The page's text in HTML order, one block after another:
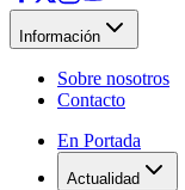
Información
Sobre nosotros
Contacto
En Portada
Actualidad